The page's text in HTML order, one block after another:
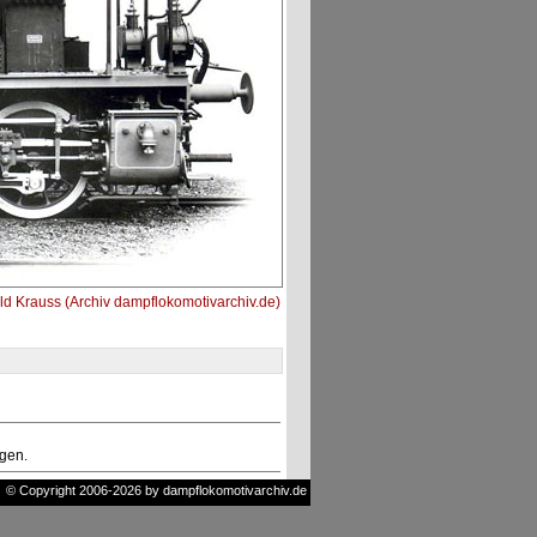
Krauss (Archiv dampflokomotivarchiv.de)
© Copyright 2006-2026 by dampflokomotivarchiv.de